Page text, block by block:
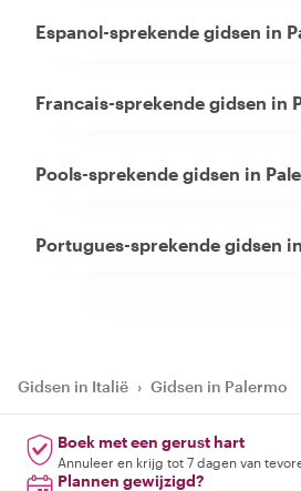
Espanol-sprekende gidsen in
Francais-sprekende gidsen in
Pools-sprekende gidsen in
Portugues-sprekende gidsen
Gidsen in Italië › Gidsen in Palermo
Boek met een gerust hart
Annuleer en krijg tot 7 dagen van
Plannen gewijzigd?